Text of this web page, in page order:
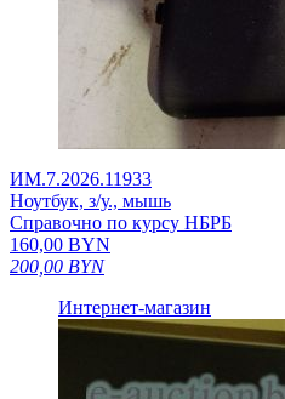
ИМ.7.2026.11933
Ноутбук, з/у., мышь
Справочно по курсу НБРБ
160,00 BYN
200,00 BYN
Интернет-магазин